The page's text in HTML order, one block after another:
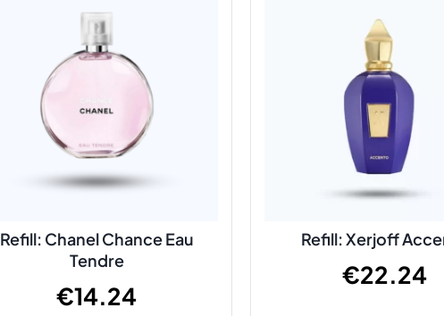
Refill: Chanel Chance Eau
Tendre
€14.24
Refill: Xerjoff
€22.24